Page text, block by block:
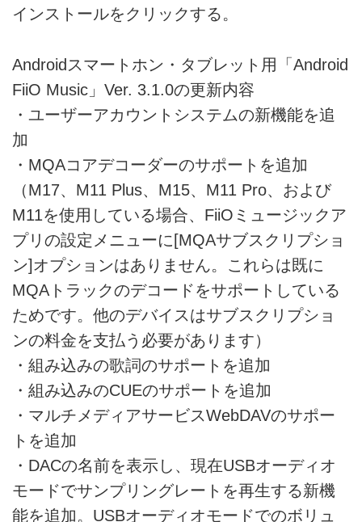
インストールをクリックする。
Androidスマートホン・タブレット用「Android
FiiO Music」Ver. 3.1.0の更新内容
・ユーザーアカウントシステムの新機能を追
加
・MQAコアデコーダーのサポートを追加
（M17、M11 Plus、M15、M11 Pro、および
M11を使用している場合、FiiOミュージックア
プリの設定メニューに[MQAサブスクリプショ
ン]オプションはありません。これらは既に
MQAトラックのデコードをサポートしている
ためです。他のデバイスはサブスクリプショ
ンの料金を支払う必要があります）
・組み込みの歌詞のサポートを追加
・組み込みのCUEのサポートを追加
・マルチメディアサービスWebDAVのサポー
トを追加
・DACの名前を表示し、現在USBオーディオ
モードでサンプリングレートを再生する新機
能を追加。USBオーディオモードでのボリュ